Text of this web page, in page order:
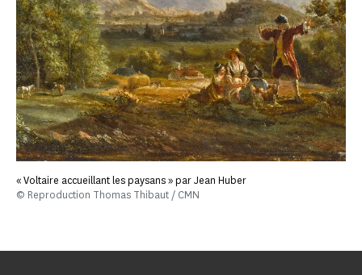
« Voltaire accueillant les paysans » par Jean Huber
© Reproduction Thomas Thibaut / CMN